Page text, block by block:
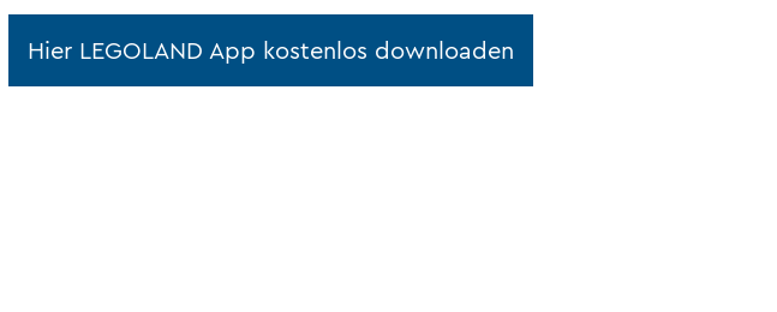
Hier LEGOLAND App kostenlos downloaden